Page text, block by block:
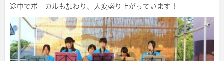
途中でボーカルも加わり、大変盛り上がっています！